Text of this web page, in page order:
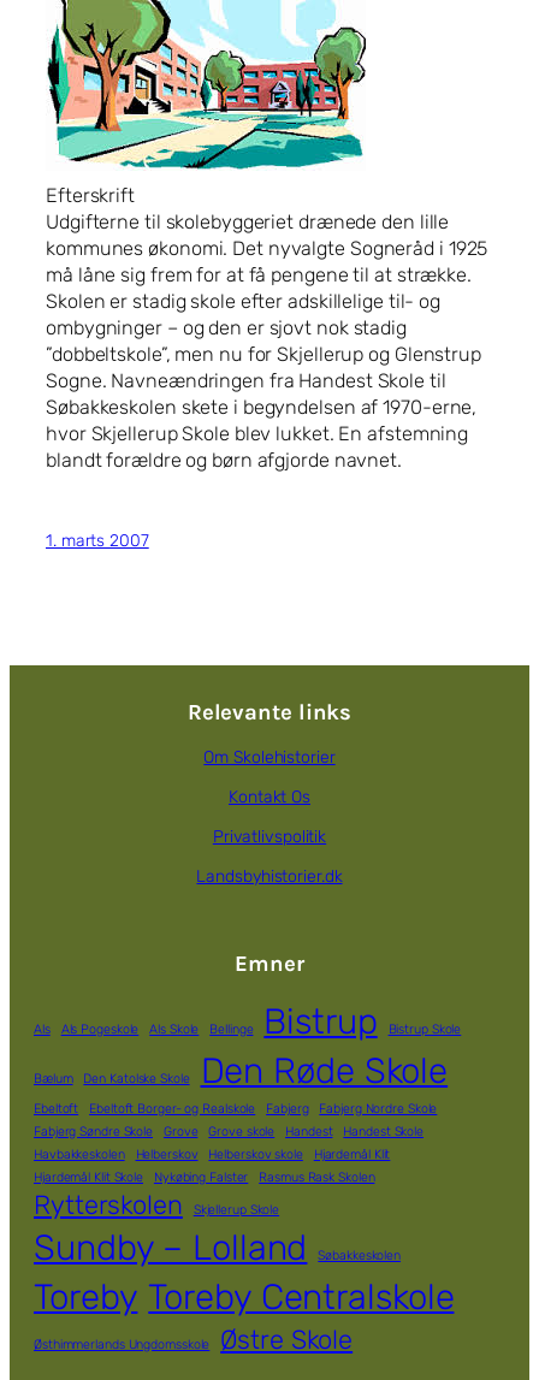
Efterskrift
Udgifterne til skolebyggeriet drænede den lille
kommunes økonomi. Det nyvalgte Sogneråd i 1925
må låne sig frem for at få pengene til at strække.
Skolen er stadig skole efter adskillelige til- og
ombygninger – og den er sjovt nok stadig
”dobbeltskole”, men nu for Skjellerup og Glenstrup
Sogne. Navneændringen fra Handest Skole til
Søbakkeskolen skete i begyndelsen af 1970-erne,
hvor Skjellerup Skole blev lukket. En afstemning
blandt forældre og børn afgjorde navnet.
1. marts 2007
Relevante links
Om Skolehistorier
Kontakt Os
Privatlivspolitik
Landsbyhistorier.dk
Emner
Als Als Pogeskole Als Skole Bellinge Bistrup Bistrup Skole
Bælum Den Katolske Skole Den Røde Skole
Ebeltoft Ebeltoft Borger- og Realskole Fabjerg
Fabjerg Nordre Skole
Fabjerg Søndre Skole
Grove Grove skole Handest
Handest Skole
Havbakkeskolen
Helberskov Helberskov skole
Hjardemål Klit
Hjardemål Klit Skole
Nykøbing Falster Rasmus Rask Skolen
Rytterskolen Skjellerup Skole
Sundby – Lolland Søbakkeskolen
Toreby Toreby Centralskole
Østhimmerlands Ungdomsskole Østre Skole